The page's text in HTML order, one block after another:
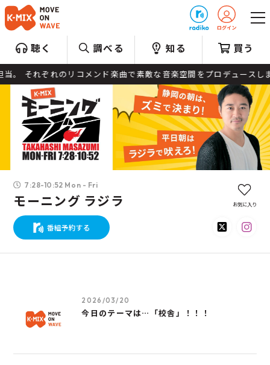
聴く 調べる 知る 買う
それぞれのリコメンド楽曲で素敵な音楽空間をプロデュースしま
7:28-10:52 Mon - Fri
モーニング ラジラ
番組予約する
お気に入り
2026/03/20
今日のテーマは…「校舎」！！！